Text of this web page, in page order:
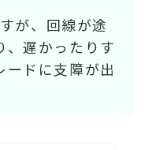
が、回線が途
、遅かったりす
ードに支障が出